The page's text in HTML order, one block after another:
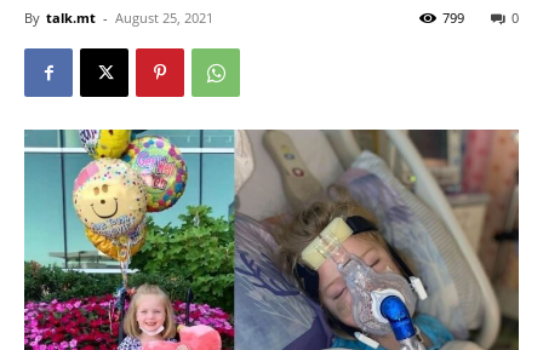
By talk.mt - August 25, 2021 0
799